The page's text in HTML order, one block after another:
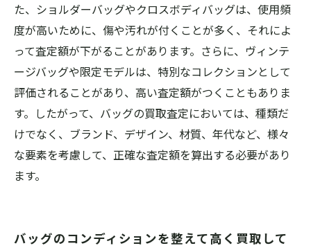
た、ショルダーバッグやクロスボディバッグは、使用頻
度が高いために、傷や汚れが付くことが多く、それによ
って査定額が下がることがあります。さらに、ヴィンテ
ージバッグや限定モデルは、特別なコレクションとして
評価されることがあり、高い査定額がつくこともありま
す。したがって、バッグの買取査定においては、種類だ
けでなく、ブランド、デザイン、材質、年代など、様々
な要素を考慮して、正確な査定額を算出する必要があり
ます。
バッグのコンディションを整えて高く買取して